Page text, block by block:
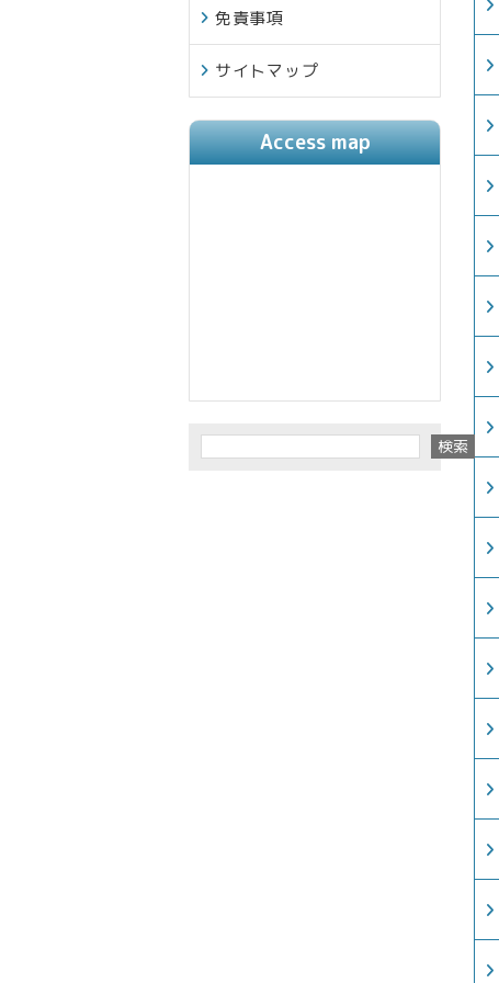
免責事項
サイトマップ
Access map
検索